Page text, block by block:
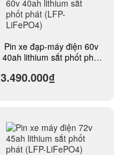
Pin xe đạp-máy điện 60v
40ah lithium sắt phốt phát
3.490.000₫